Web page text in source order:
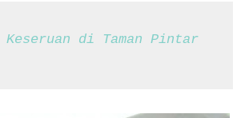
Keseruan di Taman Pintar